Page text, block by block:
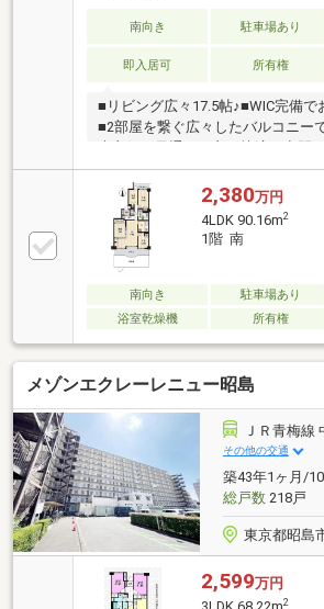
南向き 駐車場あり
即入居可 所有権
■リビング広々17.5帖♪■WIC完備で
■2部屋を繋ぐ広々したバルコニー
ではなく「日々を楽しむ暮らし」
が一番！お気軽ご見学ツアー開
学コース （30分～）(2) じっ
（60分～）(3) 納得見学コー
田グループホールディングス唯一
ームトレードセンターの社員が直
させていただきます。資料請求・
軽に！フリーダイヤル【０１２０
2,380万円
4LDK 90.16m2
1階 南
南向き 駐車場あり
浴室乾燥機
所有権
メゾンエクレーレニュー昭島
ＪＲ青梅線
その他の交通
築43年1ヶ月/
総戸数218戸
東京都昭島
2,599万円
2